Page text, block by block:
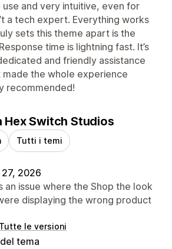
and very intuitive, even for
a tech expert. Everything works
sets this theme apart is the
time is lightning fast. It’s
and friendly assistance
made the whole experience
recommended!
Switch Studios
Tutti i temi
2026
an issue where the Shop the look
displaying the wrong product
Tutte le versioni
tema